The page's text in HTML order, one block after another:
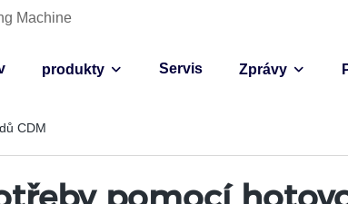
Machine
produkty Servis Zprávy
CDM